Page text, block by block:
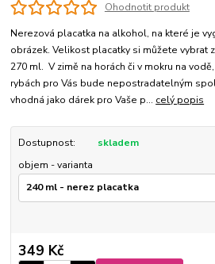
Ohodnotit produkt
Nerezová placatka na alkohol, na které je
obrázek. Velikost placatky si můžete vybrat
270 ml. V zimě na horách či v mokru na
rybách pro Vás bude nepostradatelným
vhodná jako dárek pro Vaše p... celý popis
Dostupnost:
skladem
objem - varianta
349 Kč